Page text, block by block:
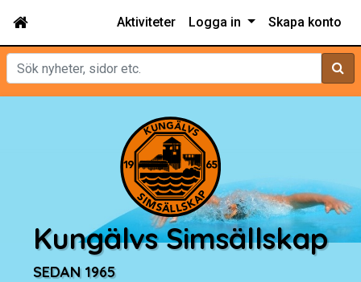
Aktiviteter Logga in Skapa konto
Sök
Kungälvs Simsällskap
SEDAN 1965